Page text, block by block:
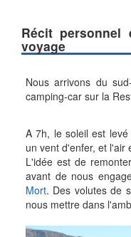
Récit
voyage
Nous arrivons du
camping-car sur la
A 7h, le soleil est
un vent d'enfer, et l'air
L'idée est de
avant de nous
Mort. Des volutes de
nous mettre dans